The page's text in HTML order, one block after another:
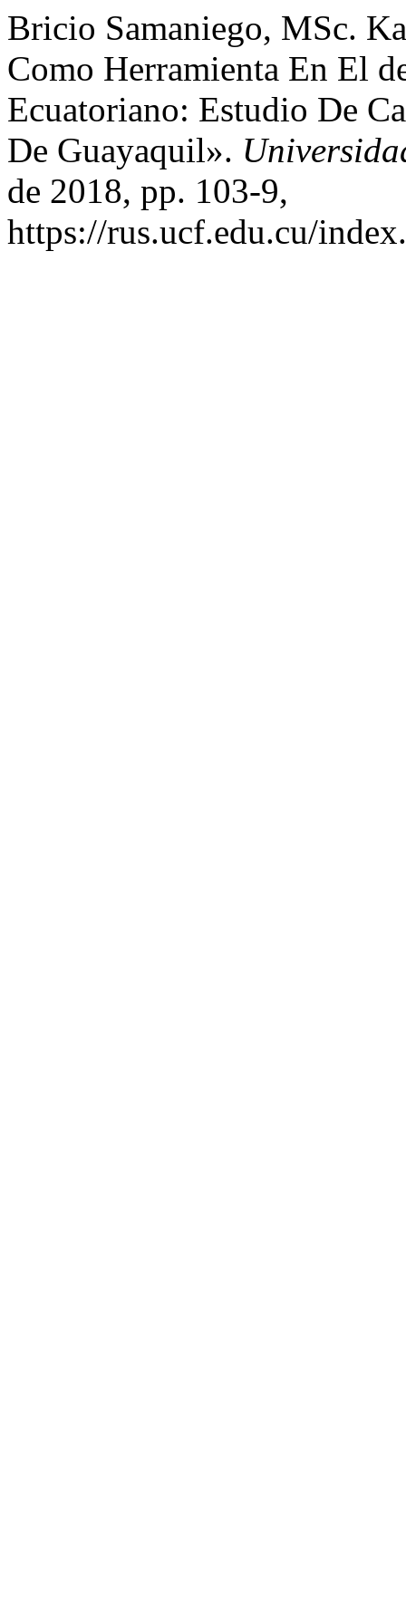
Bricio Samaniego, MSc.
Como Herramienta En El
Ecuatoriano: Estudio De
De Guayaquil».
de 2018, pp. 103-9,
https://rus.ucf.edu.cu/